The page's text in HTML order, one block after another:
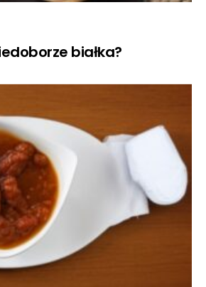
białka?